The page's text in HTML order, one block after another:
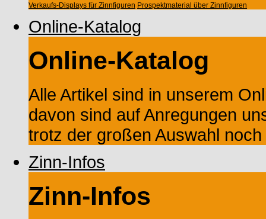
Verkaufs-Displays für Zinnfiguren Prospektmaterial über Zinnfiguren
Online-Katalog
Online-Katalog
Alle Artikel sind in unserem
davon sind auf Anregungen
trotz der großen Auswahl
Zinn-Infos
Zinn-Infos